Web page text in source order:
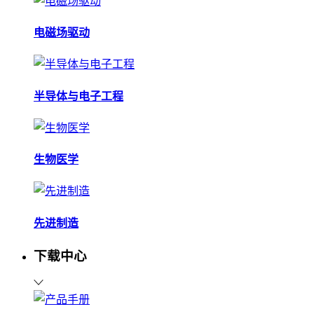
电磁场驱动
半导体与电子工程
生物医学
先进制造
下载中心